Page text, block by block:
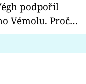
Vémolu. Proč
zápasit s ním než